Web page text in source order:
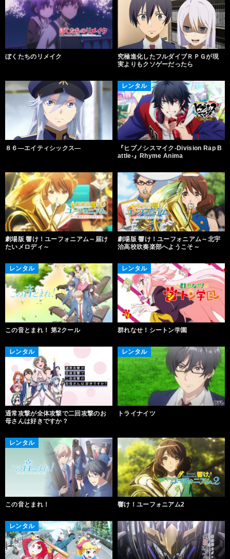
ぼくたちのリメイク
究極進化したフルダイブＲＰＧが現
実よりもクソゲーだったら
８６―エイティシックス―
レンタル
『ヒプノシスマイク-Division Rap B
attle-』Rhyme Anima
劇場版 響け！ユーフォニアム～届け
たいメロディ～
劇場版 響け！ユーフォニアム～北宇
治高校吹奏楽部へようこそ～
レンタル
この音とまれ！ 第2クール
レンタル
群れなせ！シートン学園
レンタル
通常攻撃が全体攻撃で二回攻撃のお
母さんは好きですか？
レンタル
トライナイツ
レンタル
この音とまれ！ 響け！ユーフォニアム2
レンタル